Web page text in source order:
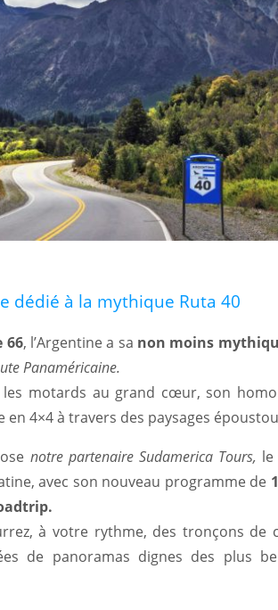
dédié à la mythique Ruta 40
66, l’Argentine a sa non moins
Panaméricaine.
motards au grand cœur, son
4×4 à travers des paysages
notre partenaire Sudamerica Tours, le
avec son nouveau programme de
à votre rythme, des tronçons de
de panoramas dignes des plus